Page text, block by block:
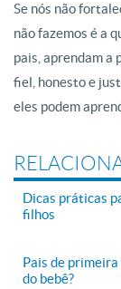
Se nós não
não fazemos é a
pais, aprendam a
fiel, honesto e
eles podem
Dicas práticas
filhos
Pais de
do bebê?